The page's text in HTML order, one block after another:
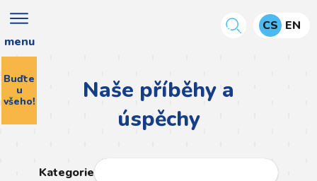
menu
Buďte
u
všeho!
CS EN
Naše příběhy a
úspěchy
Kategorie